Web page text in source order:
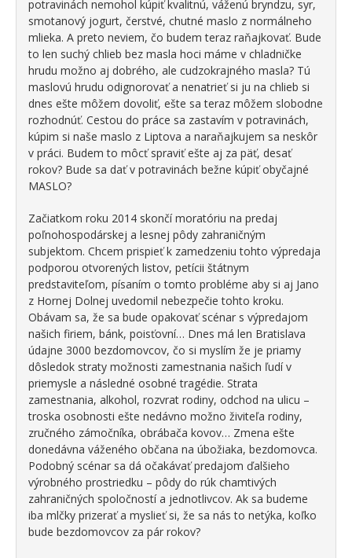
potravinách nemohol kúpiť kvalitnú, váženú bryndzu, syr,
smotanový jogurt, čerstvé, chutné maslo z normálneho
mlieka. A preto neviem, čo budem teraz raňajkovať. Bude
to len suchý chlieb bez masla hoci máme v chladničke
hrudu možno aj dobrého, ale cudzokrajného masla? Tú
maslovú hrudu odignorovať a nenatrieť si ju na chlieb si
dnes ešte môžem dovoliť, ešte sa teraz môžem slobodne
rozhodnúť. Cestou do práce sa zastavím v potravinách,
kúpim si naše maslo z Liptova a naraňajkujem sa neskôr
v práci. Budem to môcť spraviť ešte aj za päť, desať
rokov? Bude sa dať v potravinách bežne kúpiť obyčajné
MASLO?
Začiatkom roku 2014 skončí moratóriu na predaj
poľnohospodárskej a lesnej pôdy zahraničným
subjektom. Chcem prispieť k zamedzeniu tohto výpredaja
podporou otvorených listov, petícii štátnym
predstaviteľom, písaním o tomto probléme aby si aj Jano
z Hornej Dolnej uvedomil nebezpečie tohto kroku.
Obávam sa, že sa bude opakovať scénar s výpredajom
našich firiem, bánk, poisťovní… Dnes má len Bratislava
údajne 3000 bezdomovcov, čo si myslím že je priamy
dôsledok straty možnosti zamestnania našich ľudí v
priemysle a následné osobné tragédie. Strata
zamestnania, alkohol, rozvrat rodiny, odchod na ulicu –
troska osobnosti ešte nedávno možno živiteľa rodiny,
zručného zámočníka, obrábača kovov… Zmena ešte
donedávna váženého občana na úbožiaka, bezdomovca.
Podobný scénar sa dá očakávať predajom ďalšieho
výrobného prostriedku – pôdy do rúk chamtivých
zahraničných spoločností a jednotlivcov. Ak sa budeme
iba mlčky prizerať a myslieť si, že sa nás to netýka, koľko
bude bezdomovcov za pár rokov?